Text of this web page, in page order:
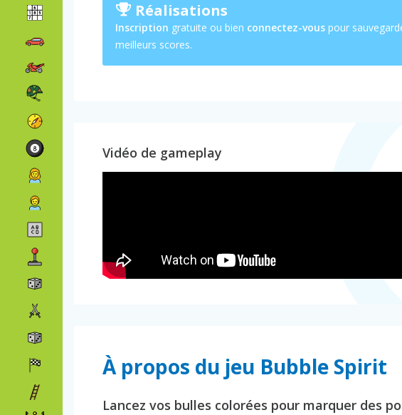
Réalisations
Inscription gratuite ou bien connectez-vous pour
meilleurs scores.
Vidéo de gameplay
À propos du jeu Bubble Spirit
Lancez vos bulles colorées pour marquer des